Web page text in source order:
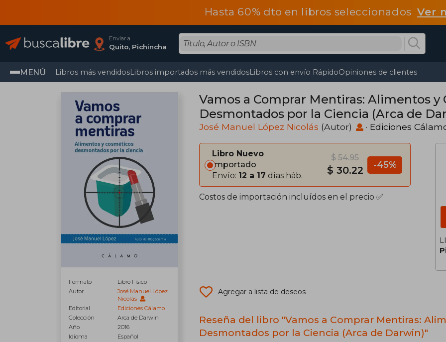
Hasta 60% dto en libros seleccionadosVer
Enviar a
Quito, Pichincha
MENÚ Libros más vendidosLibros importados más vendidosLibros con envío RápidoOpiniones de clientes
Formato
Libro Físico
Autor
José Manuel López
Nicolás
Editorial
Ediciones Cálamo
Colección
Arca de Darwin
Año
2016
Idioma
Español
Vamos a Comprar Mentiras: Alimentos y
Desmontados por la Ciencia (Arca de
José Manuel López Nicolás (Autor) · Ediciones
Libro Nuevo
Importado
Envío: 12 a 17 días háb.
$ 54.95
$ 30.22 -45%
Costos de importación incluídos en el precio ✅
Agregar a lista de deseos
Reseña del libro "Vamos a Comprar Mentiras:
Desmontados por la Ciencia (Arca de Darwin)"